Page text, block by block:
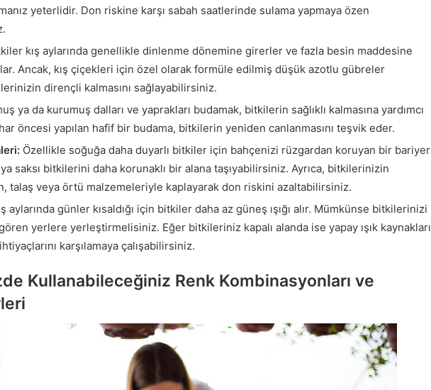
yeterlidir. Don riskine karşı sabah saatlerinde sulama yapmaya özen
kış aylarında genellikle dinlenme dönemine girerler ve fazla besin maddesine
Ancak, kış çiçekleri için özel olarak formüle edilmiş düşük azotlu gübreler
dirençli kalmasını sağlayabilirsiniz.
ya da kurumuş dalları ve yaprakları budamak, bitkilerin sağlıklı kalmasına yardımcı
öncesi yapılan hafif bir budama, bitkilerin yeniden canlanmasını teşvik eder.
Özellikle soğuğa daha duyarlı bitkiler için bahçenizi rüzgardan koruyan bir bariyer
saksı bitkilerini daha korunaklı bir alana taşıyabilirsiniz. Ayrıca, bitkilerinizin
talaş veya örtü malzemeleriyle kaplayarak don riskini azaltabilirsiniz.
aylarında günler kısaldığı için bitkiler daha az güneş ışığı alır. Mümkünse bitkilerinizi
yerlere yerleştirmelisiniz. Eğer bitkileriniz kapalı alanda ise yapay ışık kaynakları
karşılamaya çalışabilirsiniz.
Kullanabileceğiniz Renk Kombinasyonları ve